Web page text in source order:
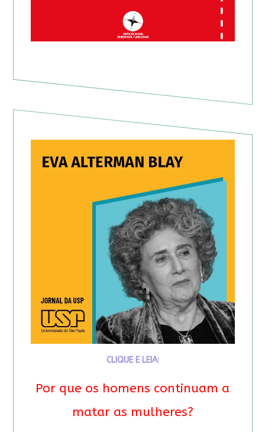
CLIQUE E LEIA:
Por que os homens continuam a
matar as mulheres?